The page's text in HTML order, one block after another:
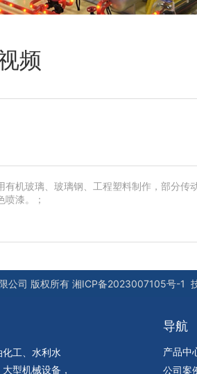
频
有机玻璃、玻璃钢、工程塑料制作，部分传
喷漆。；
公司 版权所有 湘ICP备2023007105号-1
工、水利水
型机械设备，
导航
产品中
公司案